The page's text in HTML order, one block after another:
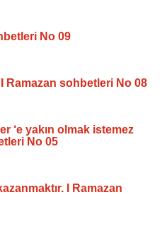
No 09
I Ramazan sohbetleri No 08
‘e yakın olmak istemez
No 05
I Ramazan